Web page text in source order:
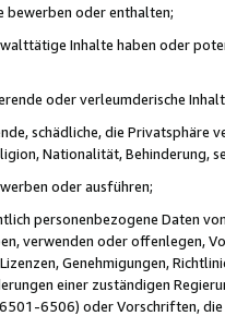
bewerben oder enthalten;
Inhalte haben oder
oder verleumderische
schädliche, die Privatsphäre
Nationalität, Behinderung,
oder ausführen;
personenbezogene Daten
verwenden oder offenlegen,
Genehmigungen,
einer zuständigen
6506) oder Vorschriften,